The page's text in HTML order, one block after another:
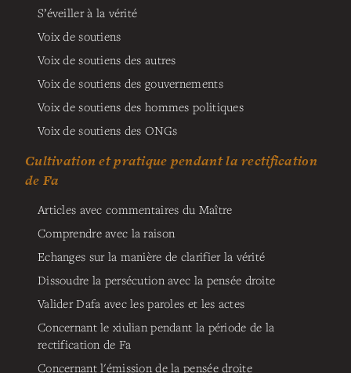
S’éveiller à la vérité
Voix de soutiens
Voix de soutiens des autres
Voix de soutiens des gouvernements
Voix de soutiens des hommes politiques
Voix de soutiens des ONGs
Cultivation et pratique pendant la rectification
de Fa
Articles avec commentaires du Maître
Comprendre avec la raison
Echanges sur la manière de clarifier la vérité
Dissoudre la persécution avec la pensée droite
Valider Dafa avec les paroles et les actes
Concernant le xiulian pendant la période de la
rectification de Fa
Concernant l'émission de la pensée droite